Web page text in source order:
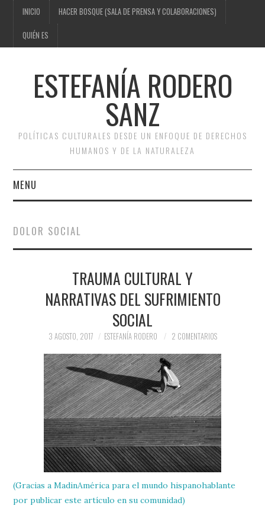
INICIO HACER BOSQUE (SALA DE PRENSA Y COLABORACIONES)
QUIÉN ES
ESTEFANÍA RODERO
SANZ
POLÍTICAS CULTURALES DESDE UN ENFOQUE DE DERECHOS
HUMANOS Y DE LA NATURALEZA
MENU
HACER BOSQUE (SALA DE
COLABORACIONES)
QUIÉN ES
DOLOR SOCIAL
TRAUMA CULTURAL Y
NARRATIVAS DEL SUFRIMIENTO
SOCIAL
3 AGOSTO, 2017 ESTEFANÍA RODERO 2 COMENTARIOS
(Gracias a MadinAmérica para el mundo hispanohablante
por publicar este artículo en su comunidad)